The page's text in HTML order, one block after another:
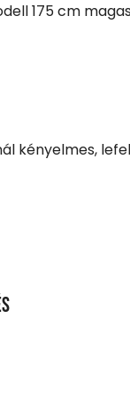
175 cm
kényelmes,